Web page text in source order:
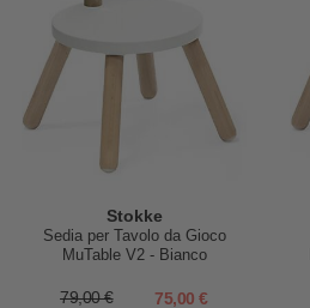
Stokke
Sedia per Tavolo da Gioco
MuTable V2 - Bianco
79,00 € 75,00 €